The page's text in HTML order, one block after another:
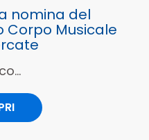
nomina del
Corpo Musicale